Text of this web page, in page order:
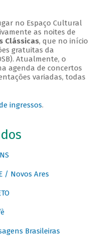
no Espaço Cultural
as noites de
Clássicas, que no início
gratuitas da
Atualmente, o
agenda de concertos
variadas, todas
ingressos.
/ Novos Ares
Brasileiras